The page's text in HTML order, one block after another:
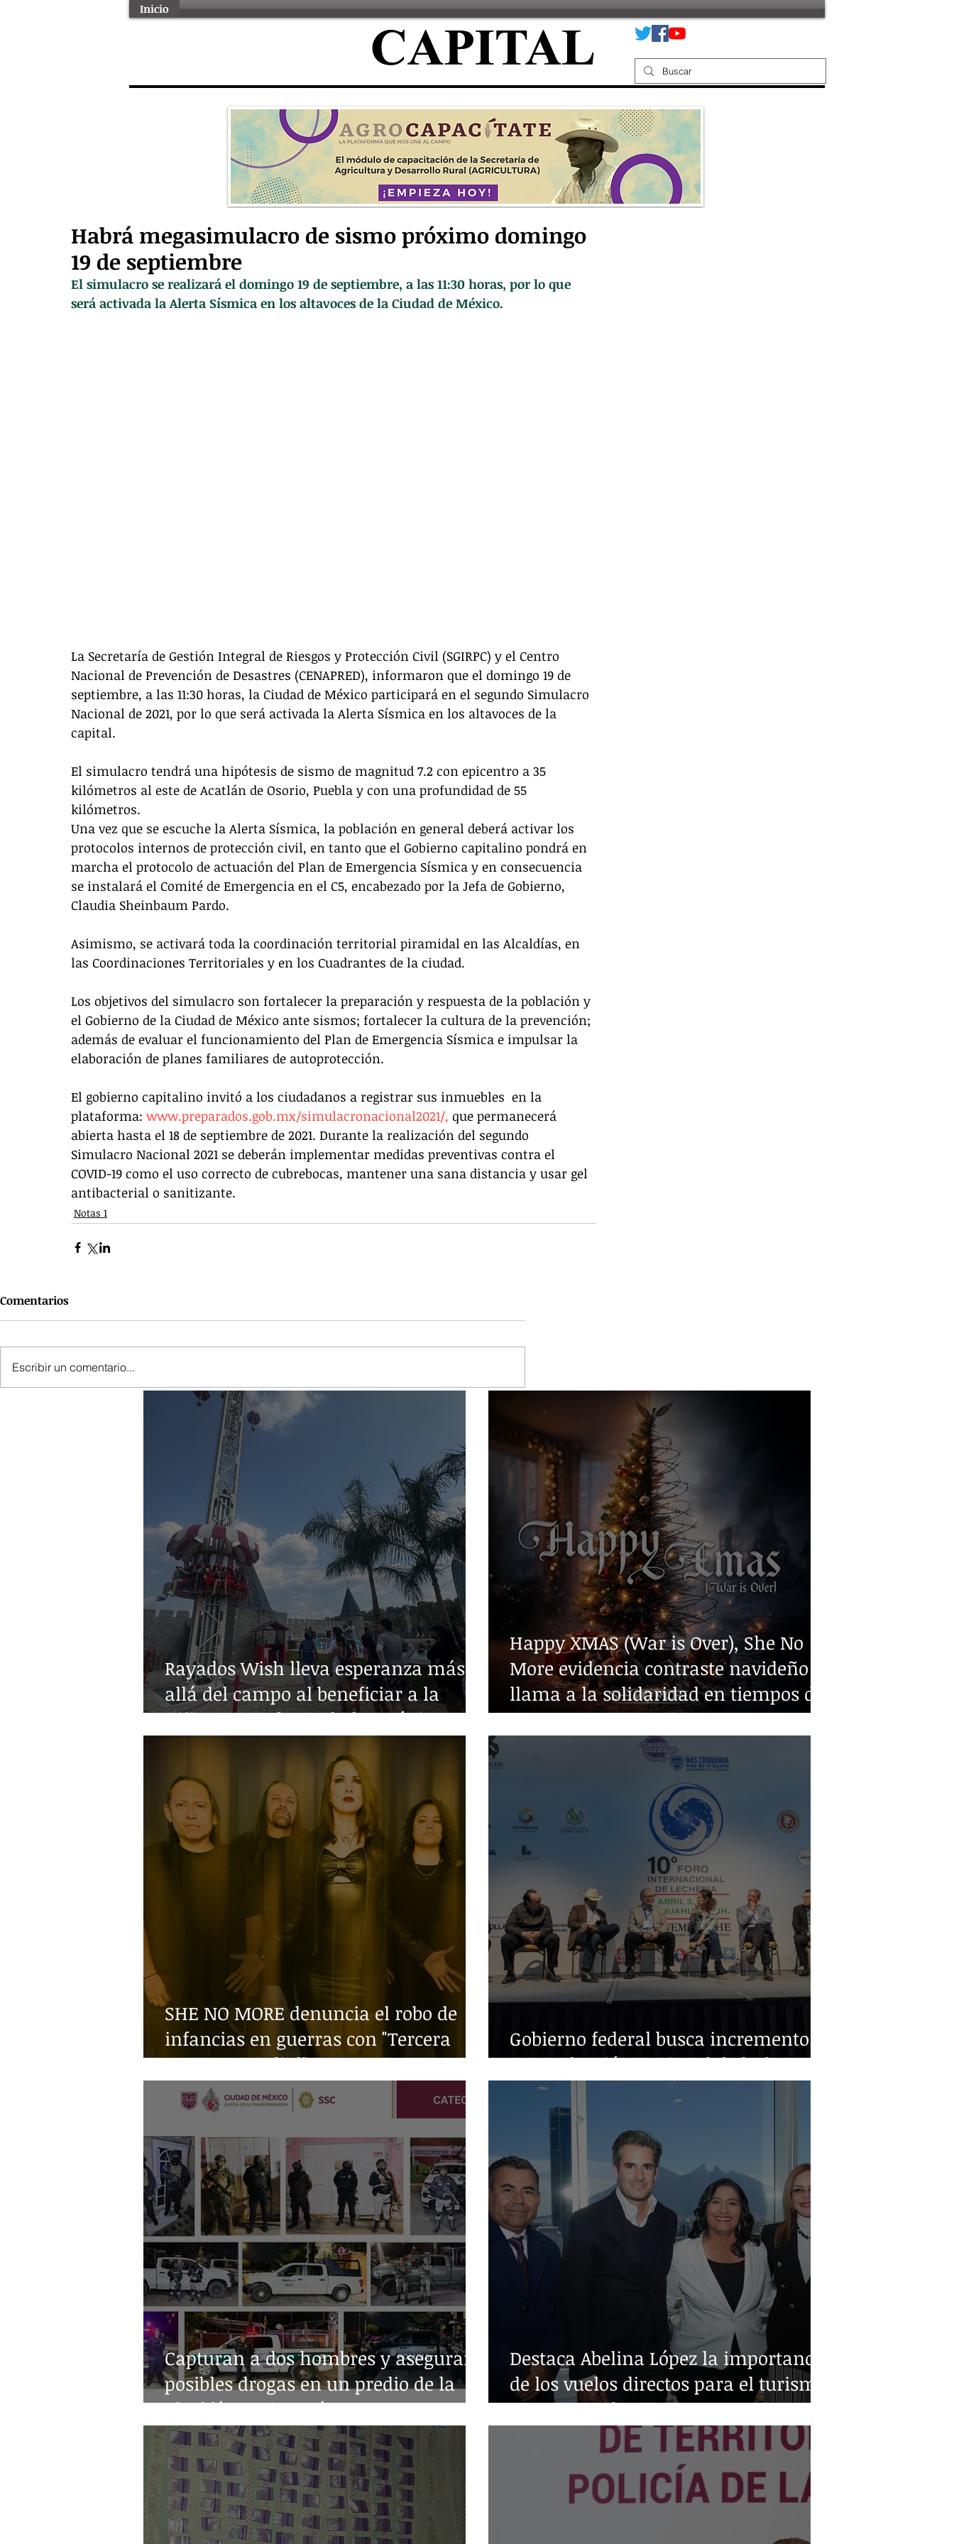
Inicio
Habrá megasimulacro de sismo próximo domingo
19 de septiembre
El simulacro se realizará el domingo 19 de septiembre, a las 11:30 horas, por lo que
será activada la Alerta Sísmica en los altavoces de la Ciudad de México.
La Secretaría de Gestión Integral de Riesgos y Protección Civil (SGIRPC) y el Centro
Nacional de Prevención de Desastres (CENAPRED), informaron que el domingo 19 de
septiembre, a las 11:30 horas, la Ciudad de México participará en el segundo Simulacro
Nacional de 2021, por lo que será activada la Alerta Sísmica en los altavoces de la
capital.
El simulacro tendrá una hipótesis de sismo de magnitud 7.2 con epicentro a 35
kilómetros al este de Acatlán de Osorio, Puebla y con una profundidad de 55
kilómetros.
Una vez que se escuche la Alerta Sísmica, la población en general deberá activar los
protocolos internos de protección civil, en tanto que el Gobierno capitalino pondrá en
marcha el protocolo de actuación del Plan de Emergencia Sísmica y en consecuencia
se instalará el Comité de Emergencia en el C5, encabezado por la Jefa de Gobierno,
Claudia Sheinbaum Pardo.
Asimismo, se activará toda la coordinación territorial piramidal en las Alcaldías, en
las Coordinaciones Territoriales y en los Cuadrantes de la ciudad.
Los objetivos del simulacro son fortalecer la preparación y respuesta de la población y
el Gobierno de la Ciudad de México ante sismos; fortalecer la cultura de la prevención;
además de evaluar el funcionamiento del Plan de Emergencia Sísmica e impulsar la
elaboración de planes familiares de autoprotección.
El gobierno capitalino invitó a los ciudadanos a registrar sus inmuebles  en la
plataforma: www.preparados.gob.mx/simulacronacional2021/, que permanecerá
abierta hasta el 18 de septiembre de 2021. Durante la realización del segundo
Simulacro Nacional 2021 se deberán implementar medidas preventivas contra el
COVID-19 como el uso correcto de cubrebocas, mantener una sana distancia y usar gel
antibacterial o sanitizante.
Notas 1
Comentarios
Escribir un comentario...
Rayados Wish lleva esperanza más
allá del campo al beneficiar a la
niñez con enfermedades crónicas
Happy XMAS (War is Over), She No
More evidencia contraste navideño y
llama a la solidaridad en tiempos de
guerra
SHE NO MORE denuncia el robo de
infancias en guerras con "Tercera
Guerra Mundial"
Gobierno federal busca incremento
en producción nacional de leche
Capturan a dos hombres y aseguran
posibles drogas en un predio de la
alcaldía Benito Juárez
Destaca Abelina López la importancia
de los vuelos directos para el turismo
entre Acapulco y Monterrey